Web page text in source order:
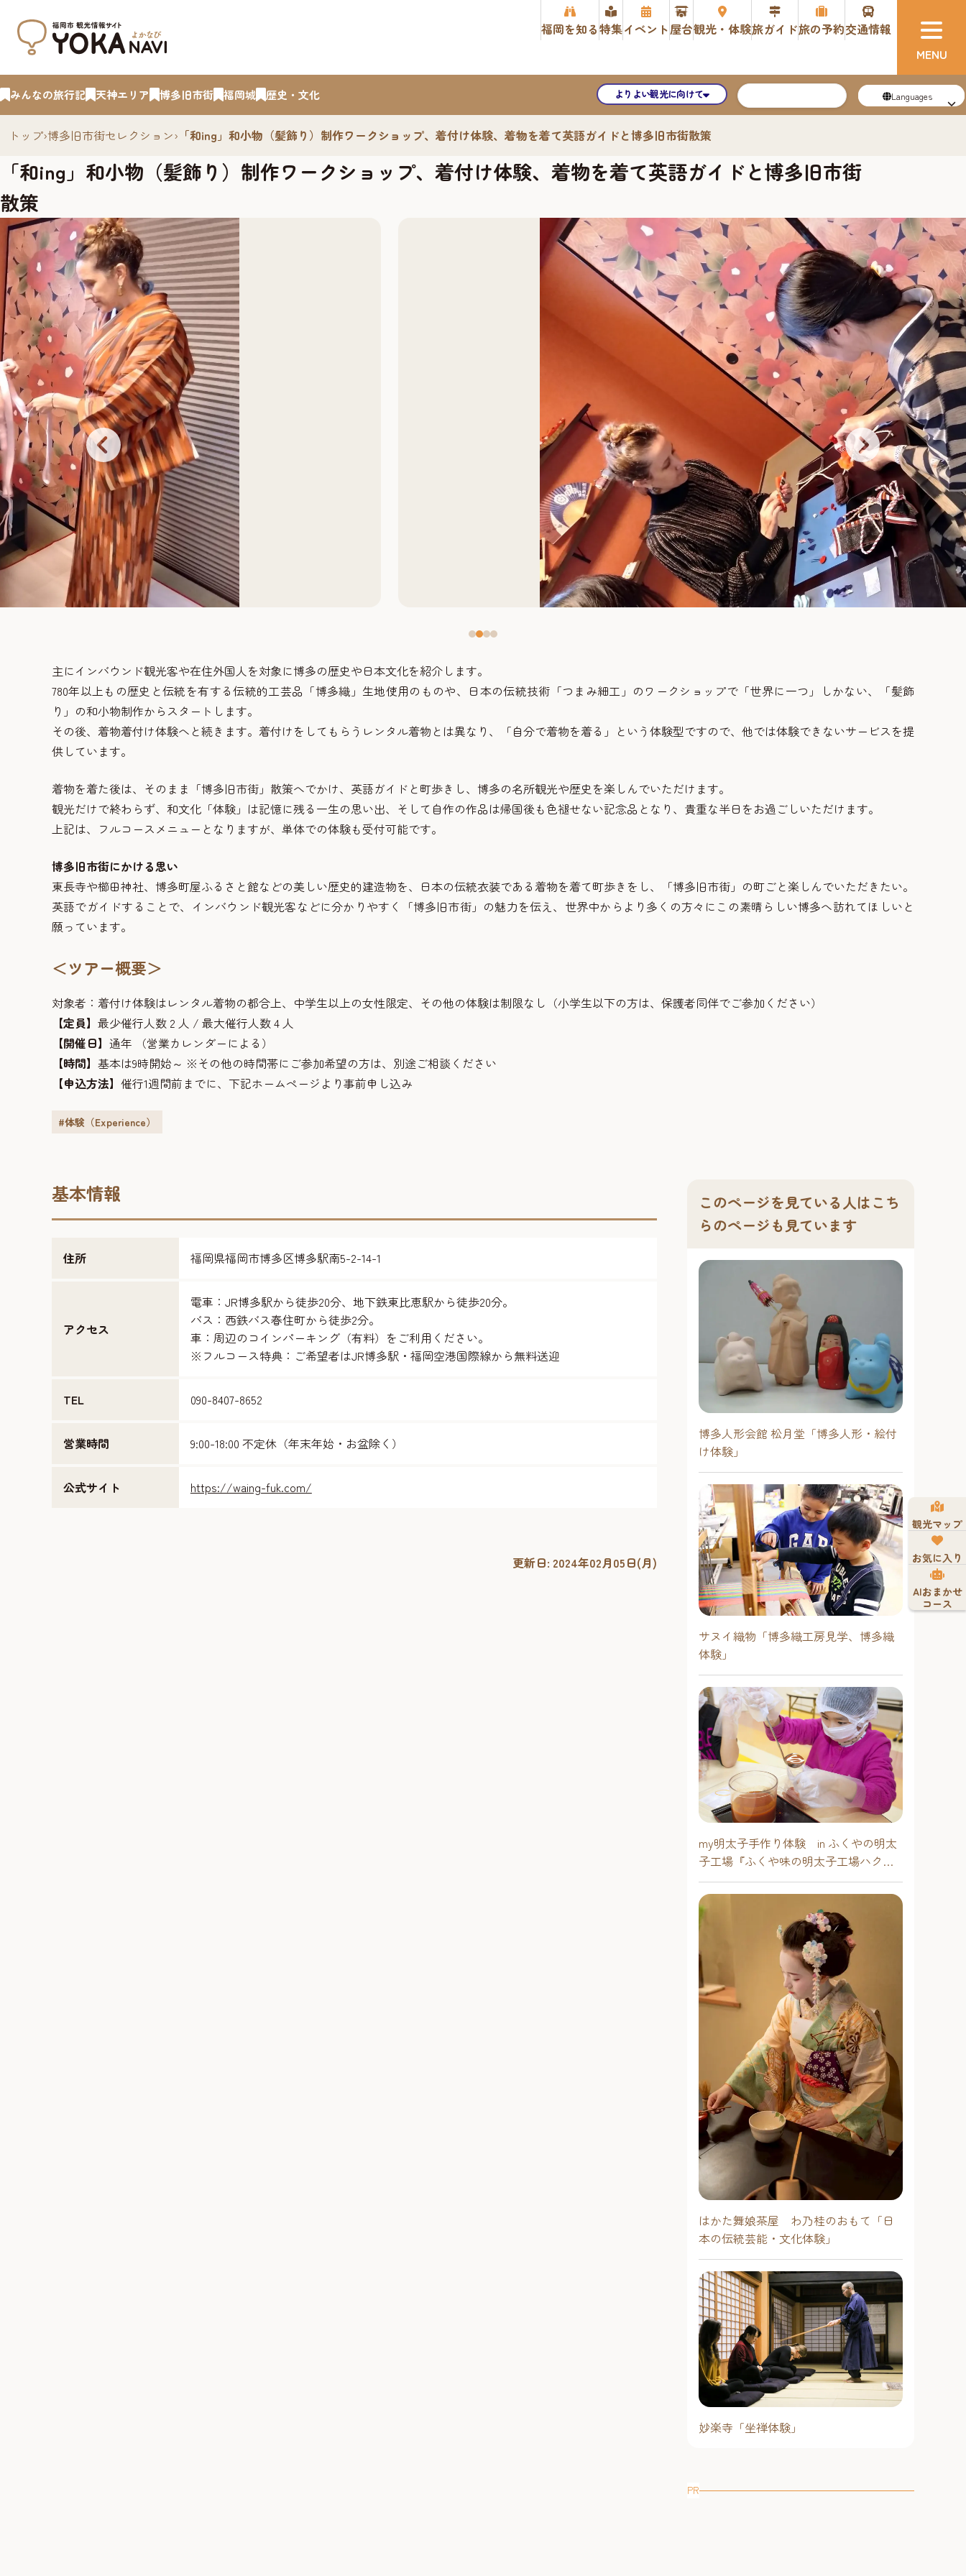
福岡を知る特集イベント屋台観光・体験旅ガイド旅の予約交通情報
みんなの旅行記 天神エリア 博多旧市街 福岡城 歴史・文化 よりよい観光に向けて Languages
トップ›博多旧市街セレクション› 「和ing」和小物（髪飾り）制作ワークショップ、着付け体験、着物を着て英語ガイドと博多旧市街散策
「和ing」和小物（髪飾り）制作ワークショップ、着付け体験、着物を着て英語ガイドと博多旧市街
散策
主にインバウンド観光客や在住外国人を対象に博多の歴史や日本文化を紹介します。
780年以上もの歴史と伝統を有する伝統的工芸品「博多織」生地使用のものや、日本の伝統技術「つまみ細工」のワークショップで「世界に一つ」しかない、「髪飾
り」の和小物制作からスタートします。
その後、着物着付け体験へと続きます。着付けをしてもらうレンタル着物とは異なり、「自分で着物を着る」という体験型ですので、他では体験できないサービスを提
供しています。
着物を着た後は、そのまま「博多旧市街」散策へでかけ、英語ガイドと町歩きし、博多の名所観光や歴史を楽しんでいただけます。
観光だけで終わらず、和文化「体験」は記憶に残る一生の思い出、そして自作の作品は帰国後も色褪せない記念品となり、貴重な半日をお過ごしいただけます。
上記は、フルコースメニューとなりますが、単体での体験も受付可能です。
博多旧市街にかける思い
東長寺や櫛田神社、博多町屋ふるさと館などの美しい歴史的建造物を、日本の伝統衣装である着物を着て町歩きをし、「博多旧市街」の町ごと楽しんでいただきたい。
英語でガイドすることで、インバウンド観光客などに分かりやすく「博多旧市街」の魅力を伝え、世界中からより多くの方々にこの素晴らしい博多へ訪れてほしいと
願っています。
＜ツアー概要＞
対象者：着付け体験はレンタル着物の都合上、中学生以上の女性限定、その他の体験は制限なし（小学生以下の方は、保護者同伴でご参加ください）
【定員】 最少催行人数 2 人 / 最大催行人数 4 人
【開催日】 通年 （営業カレンダーによる）
【時間】 基本は9時開始～ ※その他の時間帯にご参加希望の方は、別途ご相談ください
【申込方法】 催行1週間前までに、下記ホームページより事前申し込み
#体験（Experience）
基本情報
住所 福岡県福岡市博多区博多駅南5-2-14-1
アクセス
電車：JR博多駅から徒歩20分、地下鉄東比恵駅から徒歩20分。
バス：西鉄バス春住町から徒歩2分。
車：周辺のコインパーキング（有料）をご利用ください。
※フルコース特典：ご希望者はJR博多駅・福岡空港国際線から無料送迎
TEL 090-8407-8652
営業時間 9:00-18:00 不定休（年末年始・お盆除く）
公式サイト https://waing-fuk.com/
更新日:2024年02月05日(月)
このページを見ている人はこち
らのページも見ています
博多人形会館 松月堂「博多人形・絵付
け体験」
サヌイ織物「博多織工房見学、博多織
体験」
my明太子手作り体験 in ふくやの明太
子工場『ふくや味の明太子工場ハクハ
ク』
はかた舞娘茶屋 わ乃桂のおもて「日
本の伝統芸能・文化体験」
妙楽寺「坐禅体験」
PR
観光マップ
お気に入り
AIおまかせ
コース